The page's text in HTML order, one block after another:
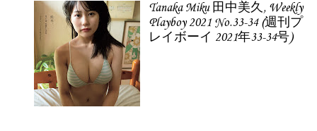
Tanaka Miku 田中美久, Weekly
Playboy 2021 No.33-34 (週刊プ
レイボーイ 2021年33-34号)